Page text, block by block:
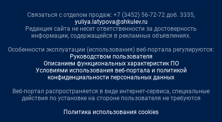
Связаться с отделом продаж: +7 (3452) 56-72-72 доб. 3335,
yuliya.latypova@shkulev.ru
Редакция сайта не несет ответственности за достоверность
информации, содержащейся в рекламных объявлениях.
Особенности эксплуатации (использования) веб-портала регулируются:
Руководством пользователя
Описанием функциональных характеристик ПО
Условиями использования веб-портала и политикой
конфиденциальности персональных данных
Веб-портал распространяется в виде интернет-сервиса, специальные
действия по установке на стороне пользователя не требуются
Политика использования cookies